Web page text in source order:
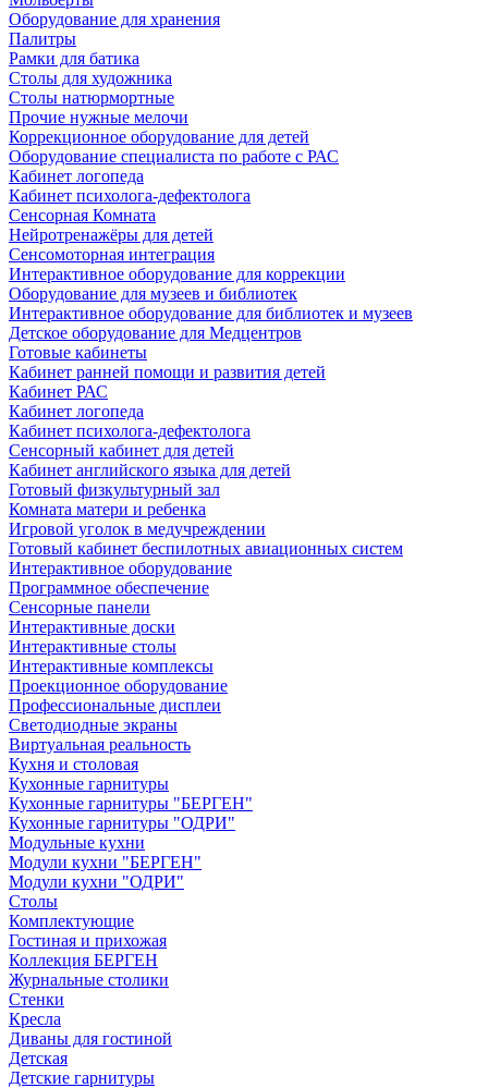
Оборудование для хранения
Палитры
Рамки для батика
Столы для художника
Столы натюрмортные
Прочие нужные мелочи
Коррекционное оборудование для детей
Оборудование специалиста по работе с РАС
Кабинет логопеда
Кабинет психолога-дефектолога
Сенсорная Комната
Нейротренажёры для детей
Сенсомоторная интеграция
Интерактивное оборудование для коррекции
Оборудование для музеев и библиотек
Интерактивное оборудование для библиотек и музеев
Детское оборудование для Медцентров
Готовые кабинеты
Кабинет ранней помощи и развития детей
Кабинет РАС
Кабинет логопеда
Кабинет психолога-дефектолога
Сенсорный кабинет для детей
Кабинет английского языка для детей
Готовый физкультурный зал
Комната матери и ребенка
Игровой уголок в медучреждении
Готовый кабинет беспилотных авиационных систем
Интерактивное оборудование
Программное обеспечение
Сенсорные панели
Интерактивные доски
Интерактивные столы
Интерактивные комплексы
Проекционное оборудование
Профессиональные дисплеи
Светодиодные экраны
Виртуальная реальность
Кухня и столовая
Кухонные гарнитуры
Кухонные гарнитуры "БЕРГЕН"
Кухонные гарнитуры "ОДРИ"
Модульные кухни
Модули кухни "БЕРГЕН"
Модули кухни "ОДРИ"
Столы
Комплектующие
Гостиная и прихожая
Коллекция БЕРГЕН
Журнальные столики
Стенки
Кресла
Диваны для гостиной
Детская
Детские гарнитуры